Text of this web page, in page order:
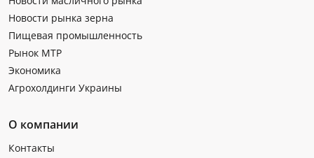
Новости рынка зерна
Пищевая промышленность
Рынок МТР
Экономика
Агрохолдинги Украины
О компании
Контакты